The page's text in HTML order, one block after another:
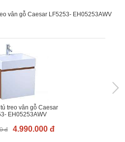
vân gỗ Caesar LF5253- EH05253AWV
treo vân gỗ Caesar
EH05253AWV
đ 4.990.000 đ